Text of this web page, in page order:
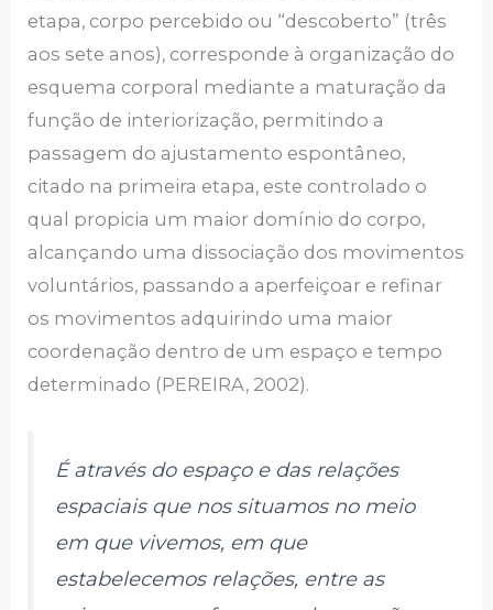
etapa, corpo percebido ou “descoberto” (três
aos sete anos), corresponde à organização do
esquema corporal mediante a maturação da
função de interiorização, permitindo a
passagem do ajustamento espontâneo,
citado na primeira etapa, este controlado o
qual propicia um maior domínio do corpo,
alcançando uma dissociação dos movimentos
voluntários, passando a aperfeiçoar e refinar
os movimentos adquirindo uma maior
coordenação dentro de um espaço e tempo
determinado (PEREIRA, 2002).
É através do espaço e das relações
espaciais que nos situamos no meio
em que vivemos, em que
estabelecemos relações, entre as